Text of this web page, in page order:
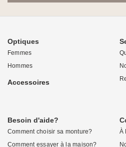
Optiques
Femmes
Hommes
Accessoires
Besoin d'aide?
Comment choisir sa monture?
Comment essayer à la maison?
À